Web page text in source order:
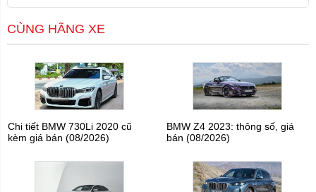
CÙNG HÃNG XE
Chi tiết BMW 730Li 2020 cũ
kèm giá bán (08/2026)
BMW Z4 2023: thông số, giá
bán (08/2026)